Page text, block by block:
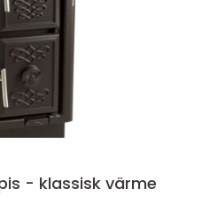
- klassisk värme